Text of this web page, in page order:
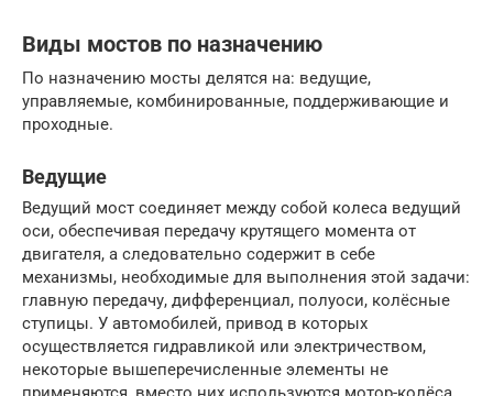
Виды мостов по назначению
По назначению мосты делятся на: ведущие,
управляемые, комбинированные, поддерживающие и
проходные.
Ведущие
Ведущий мост соединяет между собой колеса ведущий
оси, обеспечивая передачу крутящего момента от
двигателя, а следовательно содержит в себе
механизмы, необходимые для выполнения этой задачи:
главную передачу, дифференциал, полуоси, колёсные
ступицы. У автомобилей, привод в которых
осуществляется гидравликой или электричеством,
некоторые вышеперечисленные элементы не